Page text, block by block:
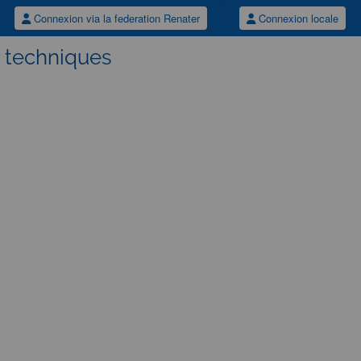
Connexion via la federation Renater Connexion locale